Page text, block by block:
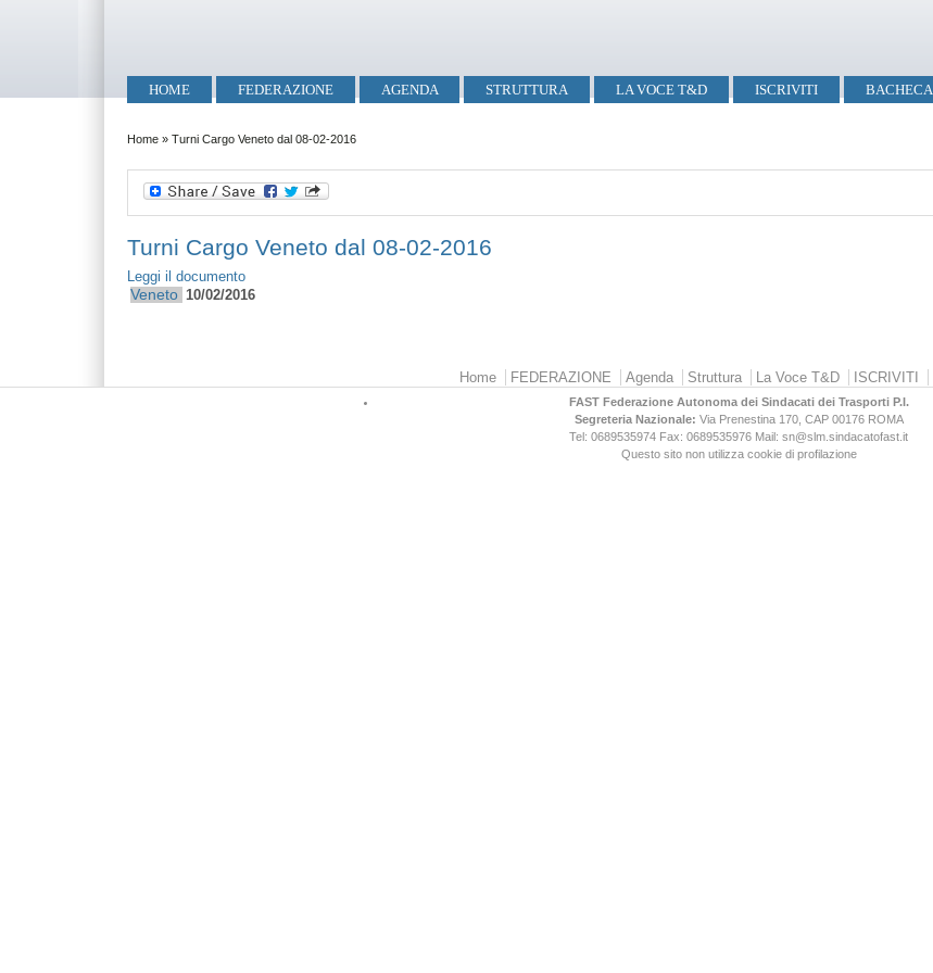
Menu principale
HOME FEDERAZIONE AGENDA STRUTTURA LA VOCE T&D ISCRIVITI
BACHECA
Tu sei qui
Home » Turni Cargo Veneto dal 08-02-2016
Turni Cargo Veneto dal 08-02-2016
Leggi il documento
Veneto 10/02/2016
Home FEDERAZIONE Agenda Struttura La Voce T&D ISCRIVITI
FAST Federazione Autonoma dei Sindacati dei Trasporti P.I.
Segreteria Nazionale: Via Prenestina 170, CAP 00176ROMA
Tel: 0689535974 Fax: 0689535976 Mail: sn@slm.sindacatofast.it
Questo sito non utilizza cookie di profilazione